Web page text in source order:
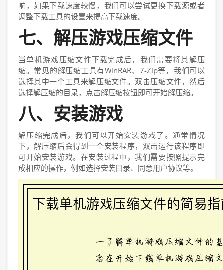
响，如果下载速度较慢，我们可以尝试更换下载源或者
调整下载工具的设置来提高下载速度。
七、解压游戏压缩文件
当单机游戏压缩文件下载完成后，我们需要将其解压
缩。常见的解压缩工具有WinRAR、7-Zip等，我们可以
选择其中一个工具来解压缩文件。双击压缩文件，然后
选择解压缩的目录，点击解压缩按钮即可开始解压缩。
八、安装游戏
解压缩完成后，我们可以开始安装游戏了。通常情况
下，解压缩后会得到一个安装程序，双击运行该程序即
可开始安装游戏。在安装过程中，我们需要按照提示完
成相应的操作，例如选择安装目录、同意用户协议等。